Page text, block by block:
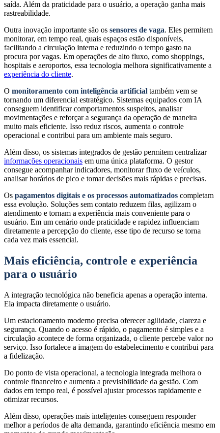
saída. Além da praticidade para o usuário, a operação ganha mais
rastreabilidade.
Outra inovação importante são os sensores de vaga. Eles permitem
monitorar, em tempo real, quais espaços estão disponíveis,
facilitando a circulação interna e reduzindo o tempo gasto na
procura por vagas. Em operações de alto fluxo, como shoppings,
hospitais e aeroportos, essa tecnologia melhora significativamente a
experiência do cliente.
O monitoramento com inteligência artificial também vem se
tornando um diferencial estratégico. Sistemas equipados com IA
conseguem identificar comportamentos suspeitos, analisar
movimentações e reforçar a segurança da operação de maneira
muito mais eficiente. Isso reduz riscos, aumenta o controle
operacional e contribui para um ambiente mais seguro.
Além disso, os sistemas integrados de gestão permitem centralizar
informações operacionais em uma única plataforma. O gestor
consegue acompanhar indicadores, monitorar fluxo de veículos,
analisar horários de pico e tomar decisões mais rápidas e precisas.
Os pagamentos digitais e os processos automatizados completam
essa evolução. Soluções sem contato reduzem filas, agilizam o
atendimento e tornam a experiência mais conveniente para o
usuário. Em um cenário onde praticidade e rapidez influenciam
diretamente a percepção do cliente, esse tipo de recurso se torna
cada vez mais essencial.
Mais eficiência, controle e experiência
para o usuário
A integração tecnológica não beneficia apenas a operação interna.
Ela impacta diretamente o usuário.
Um estacionamento moderno precisa oferecer agilidade, clareza e
segurança. Quando o acesso é rápido, o pagamento é simples e a
circulação acontece de forma organizada, o cliente percebe valor no
serviço. Isso fortalece a imagem do estabelecimento e contribui para
a fidelização.
Do ponto de vista operacional, a tecnologia integrada melhora o
controle financeiro e aumenta a previsibilidade da gestão. Com
dados em tempo real, é possível ajustar processos rapidamente e
otimizar recursos.
Além disso, operações mais inteligentes conseguem responder
melhor a períodos de alta demanda, garantindo eficiência mesmo em